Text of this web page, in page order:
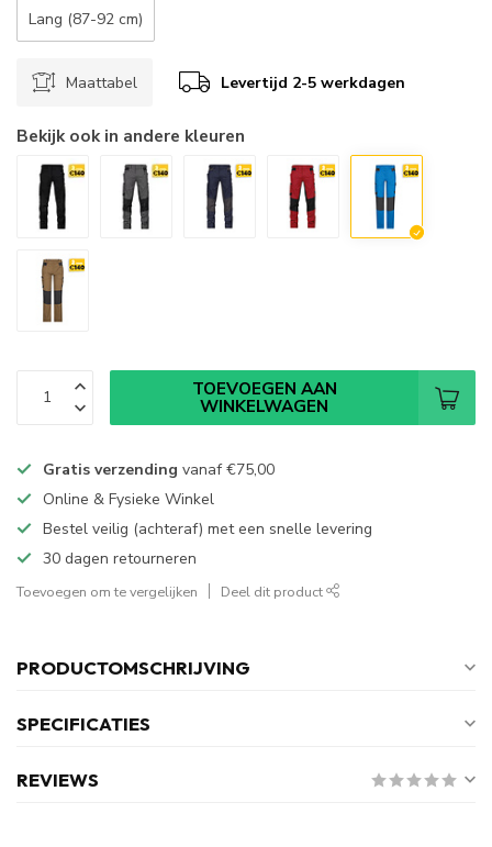
Lang (87-92 cm)
Maattabel Levertijd 2-5 werkdagen
Bekijk ook in andere kleuren
TOEVOEGEN AAN
WINKELWAGEN
Gratis verzending vanaf€75,00
Online & Fysieke Winkel
Bestel veilig (achteraf) met een snelle levering
30 dagen retourneren
Toevoegen om te vergelijken Deel dit product
PRODUCTOMSCHRIJVING
SPECIFICATIES
REVIEWS